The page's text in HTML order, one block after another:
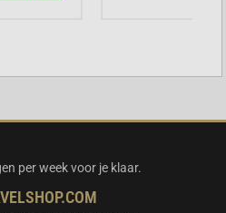
per week voor je klaar.